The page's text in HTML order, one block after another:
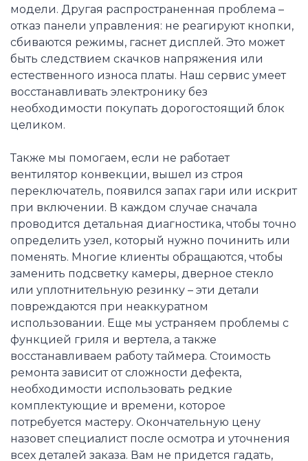
модели. Другая распространенная проблема –
отказ панели управления: не реагируют кнопки,
сбиваются режимы, гаснет дисплей. Это может
быть следствием скачков напряжения или
естественного износа платы. Наш сервис умеет
восстанавливать электронику без
необходимости покупать дорогостоящий блок
целиком.
Также мы помогаем, если не работает
вентилятор конвекции, вышел из строя
переключатель, появился запах гари или искрит
при включении. В каждом случае сначала
проводится детальная диагностика, чтобы точно
определить узел, который нужно починить или
поменять. Многие клиенты обращаются, чтобы
заменить подсветку камеры, дверное стекло
или уплотнительную резинку – эти детали
повреждаются при неаккуратном
использовании. Еще мы устраняем проблемы с
функцией гриля и вертела, а также
восстанавливаем работу таймера. Стоимость
ремонта зависит от сложности дефекта,
необходимости использовать редкие
комплектующие и времени, которое
потребуется мастеру. Окончательную цену
назовет специалист после осмотра и уточнения
всех деталей заказа. Вам не придется гадать,